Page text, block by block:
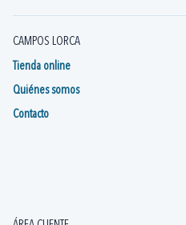
CAMPOS LORCA
Tienda online
Quiénes somos
Contacto